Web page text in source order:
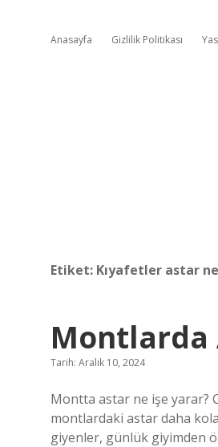
Anasayfa Gizlilik Politikası
Etiket: Kıyafetler astar
Montlarda
Tarih: Aralık 10, 2024
Montta astar ne işe yarar?
montlardaki astar daha
giyenler, günlük giyimden